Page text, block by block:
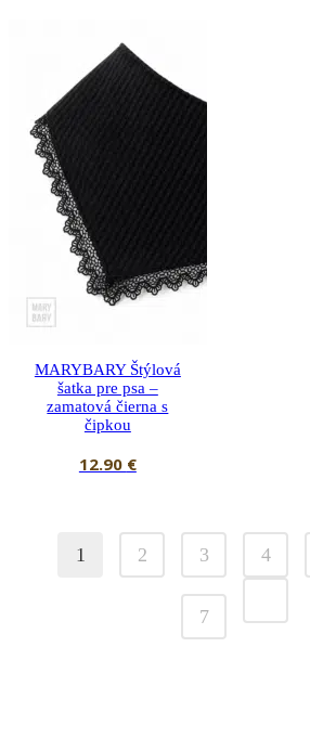
MARYBARY Štýlová
šatka pre psa –
zamatová čierna s
čipkou
12.90 €
1 2 3 4
7